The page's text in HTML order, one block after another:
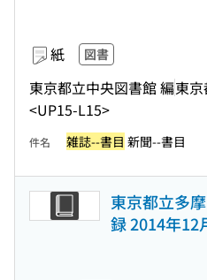
紙 図書
東京都立中央図書館 編東
<UP15-L15>
件名 雑誌--書目 新聞--書目
東京都立多
録 2014年12